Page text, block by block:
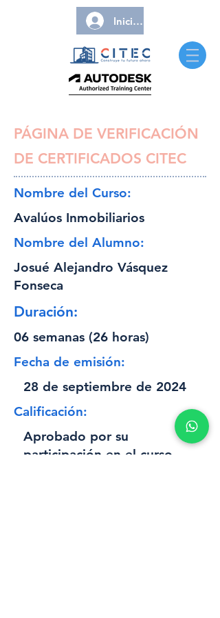
Iniciar sesión
PÁGINA DE VERIFICACIÓN
DE CERTIFICADOS CITEC
Nombre del Curso:
Avalúos Inmobiliarios
Nombre del Alumno:
Josué Alejandro Vásquez
Fonseca
Duración:
06 semanas (26 horas)
Fecha de emisión:
28 de septiembre de 2024
Calificación:
Aprobado por su
participación en el curso